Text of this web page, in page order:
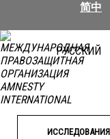
简中
РУССКИЙ
ИССЛЕДОВАНИЯ